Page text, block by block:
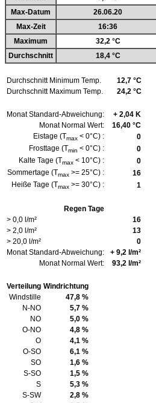
Max-Datum
26.06.20
Max-Zeit
16:36
Maximum
32,2 °C
Durchschnitt
18,4 °C
Durchschnitt Minimum Temp.
12,7 °C
Durchschnitt Maximum Temp.
24,2 °C
Monat Standard-Abweichung:
+ 2,04 K
Monat Normal Wert:
16,40 °C
Eistage (Tmax < 0°C) :
0
Frosttage (Tmin < 0°C) :
0
Kalte Tage (Tmax < 10°C) :
0
Sommertage (Tmax >= 25°C) :
16
Heiße Tage (Tmax >= 30°C) : 1
Regen Tage
> 0,0 l/m²
16
> 2,0 l/m²
13
> 20,0 l/m²
0
Monat Standard-Abweichung:
+ 9,2 l/m²
Monat Normal Wert:
93,2 l/m²
Verteilung Windrichtung
Windstille
47,8 %
N-NO
5,7 %
NO
5,0 %
O-NO
4,8 %
O
4,1 %
O-SO
6,1 %
SO
1,6 %
S-SO
1,5 %
S
5,3 %
S-SW
2,8 %